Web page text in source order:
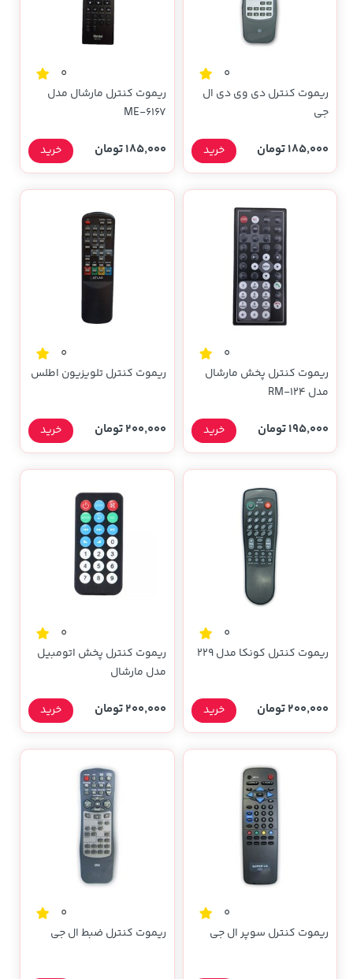
0
ریموت کنترل دی وی دی ال
جی
185,000 تومان خرید
0
ریموت کنترل مارشال مدل
ME-6167
185,000 تومان خرید
0
ریموت کنترل پخش مارشال
مدل RM-124
195,000 تومان خرید
0
ریموت کنترل تلویزیون اطلس
200,000 تومان خرید
0
ریموت کنترل کونکا مدل 229
200,000 تومان خرید
0
ریموت کنترل پخش اتومبیل
مدل مارشال
200,000 تومان خرید
0
ریموت کنترل سوپر ال جی
0
ریموت کنترل ضبط ال جی